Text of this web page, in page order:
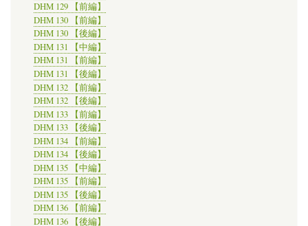
DHM 129 【前編】
DHM 130 【前編】
DHM 130 【後編】
DHM 131 【中編】
DHM 131 【前編】
DHM 131 【後編】
DHM 132 【前編】
DHM 132 【後編】
DHM 133 【前編】
DHM 133 【後編】
DHM 134 【前編】
DHM 134 【後編】
DHM 135 【中編】
DHM 135 【前編】
DHM 135 【後編】
DHM 136 【前編】
DHM 136 【後編】